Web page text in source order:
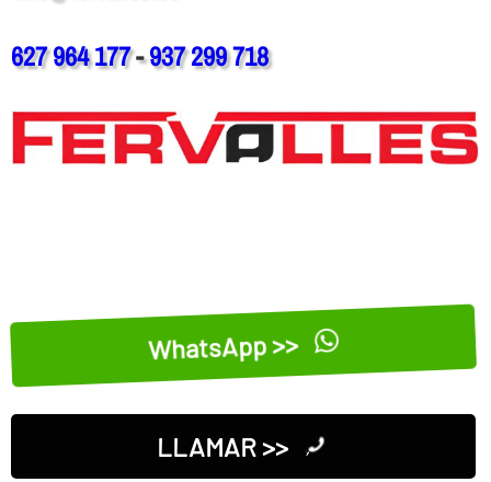
627 964 177-937 299 718
WhatsApp >>
LLAMAR >>